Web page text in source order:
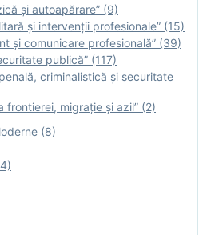
şi autoapărare” (9)
şi intervenţii profesionale” (15)
și comunicare profesională” (39)
publică” (117)
criminalistică și securitate
frontierei, migrație și azil” (2)
(8)